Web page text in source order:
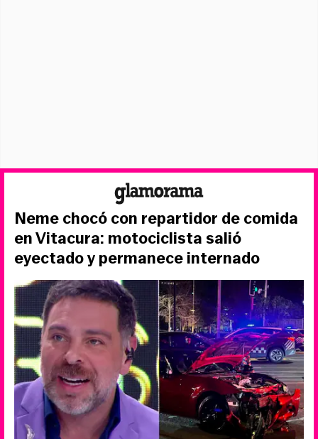
Neme chocó con repartidor de comida
en Vitacura: motociclista salió
eyectado y permanece internado